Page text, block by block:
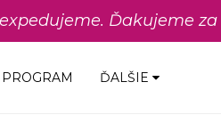
Ďakujeme za
ĎALŠIE